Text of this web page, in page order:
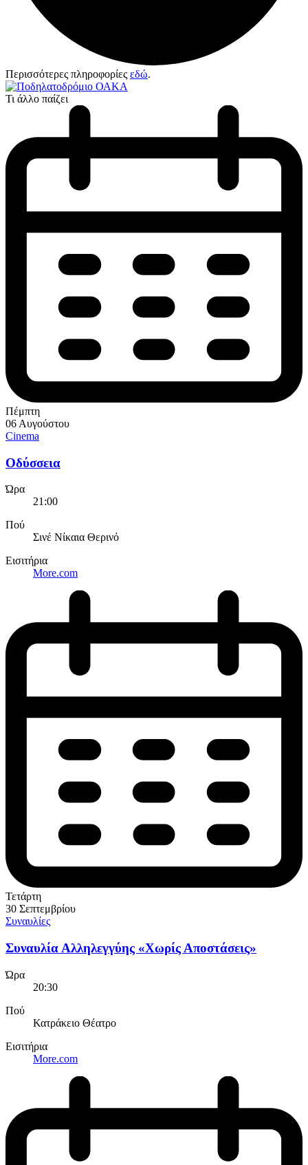
Περισσότερες πληροφορίες εδώ.
Τι άλλο παίζει
Πέμπτη
06 Αυγούστου
Cinema
Οδύσσεια
Ώρα
21:00
Πού
Σινέ Νίκαια Θερινό
Εισιτήρια
More.com
Τετάρτη
30 Σεπτεμβρίου
Συναυλίες
Συναυλία Αλληλεγγύης «Χωρίς Αποστάσεις»
Ώρα
20:30
Πού
Κατράκειο Θέατρο
Εισιτήρια
More.com